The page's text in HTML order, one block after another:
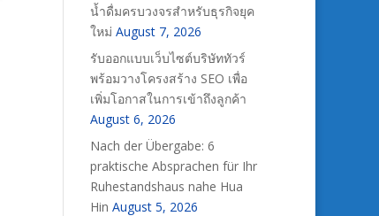
น้ำดื่มครบวงจรสำหรับธุรกิจยุค
ใหม่ August 7, 2026
รับออกแบบเว็บไซต์บริษัททัวร์
พร้อมวางโครงสร้าง SEO เพื่อ
เพิ่มโอกาสในการเข้าถึงลูกค้า
August 6, 2026
Nach der Übergabe: 6
praktische Absprachen für Ihr
Ruhestandshaus nahe Hua
Hin August 5, 2026